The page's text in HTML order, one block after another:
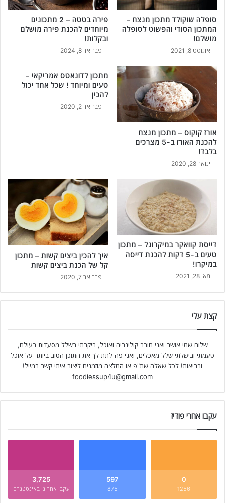
סופלה שוקולד מתכון מנצח –
המתכון הסודי והפשוט לסופלה
מושלם!
אוגוסט 8, 2021
פירה בטטה – 2 מתכונים
מיוחדים להכנת פירה מושלם
ובקלות!
פברואר 8, 2024
אורז קוקוס – מתכון מנצח
להכנת האורז ב-5 מצרכים
בלבד!
ינואר 28, 2020
מתכון לדונאטס אמריקאי –
טעים ומיוחד ! שכל אחד יכול
להכין
פברואר 2, 2020
דייסת קוואקר במיקרוגל – מתכון
טעים ב-5 דקות להכנת דייסה
במיקרו!
מאי 28, 2021
איך להכין ביצים קשות – מתכון
קל של הכנת ביצים קשות
פברואר 7, 2020
קצת עלי
שלום שמי אושר ואני חובב קולינריה ואוכל, ביקרתי בשלל מסעדות בעולם,
טעמתי ובישלתי שלל מאכלים, ואני פה לתת לך את התוכן הטוב ביותר על אוכל
ובריאות! לכל שאלה שת"פ או המלצה מוזמנים ליצור איתי קשר במייל!
foodiessup4u@gmail.com
עקבו אחרי פודיז
0
1256
597
875
3,725
עקבו אחרינו באינסטגרם